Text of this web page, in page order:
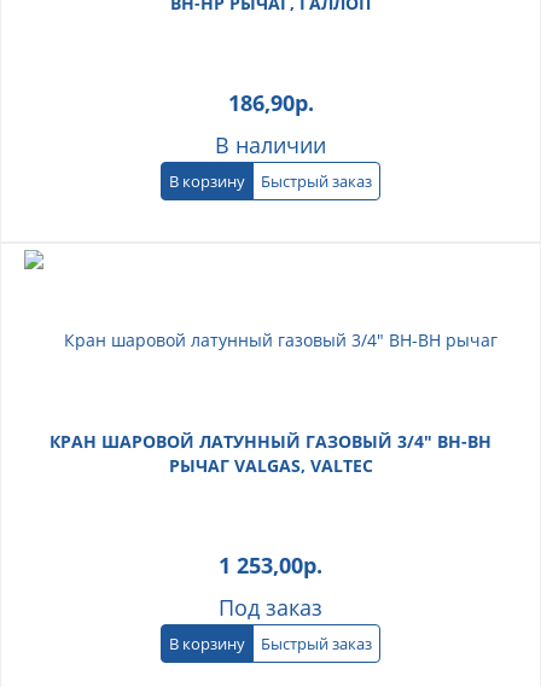
186,90р.
В наличии
В корзину Быстрый заказ
КРАН ШАРОВОЙ ЛАТУННЫЙ ГАЗОВЫЙ 3/4" ВН-ВН
РЫЧАГ VALGAS, VALTEC
1 253,00р.
Под заказ
В корзину Быстрый заказ